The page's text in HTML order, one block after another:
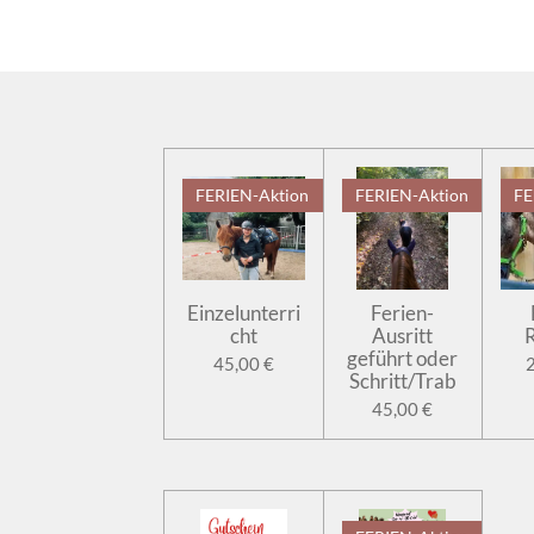
FERIEN-Aktion
Einzelunterri
cht
45,00 €
FERIEN-Aktion
Ferien-
Ausritt
geführt oder
Schritt/Trab
45,00 €